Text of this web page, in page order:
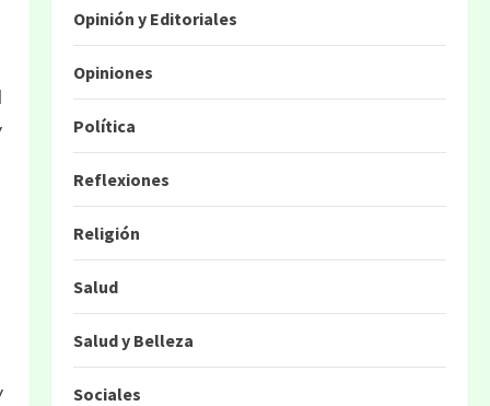
Opinión y Editoriales
Opiniones
Política
Reflexiones
Religión
Salud
Salud y Belleza
Sociales